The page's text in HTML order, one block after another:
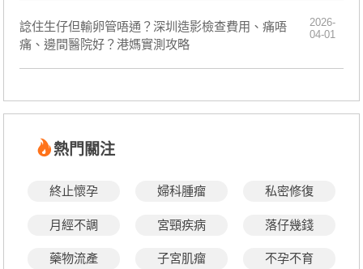
諗住生仔但輸卵管唔通？深圳造影檢查費用、痛唔
痛、邊間醫院好？港媽實測攻略
2026-
04-01
熱門關注
終止懷孕 婦科腫瘤 私密修復
月經不調 宮頸疾病 落仔幾錢
藥物流產 子宮肌瘤 不孕不育